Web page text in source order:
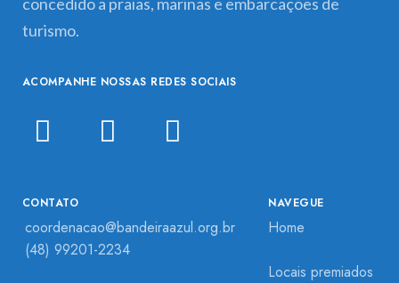
turismo.
ACOMPANHE NOSSAS REDES SOCIAIS
NAVEGUE
Home
Locais premiados
CONTATO
coordenacao@bandeiraazul.org.br
(48) 99201-2234